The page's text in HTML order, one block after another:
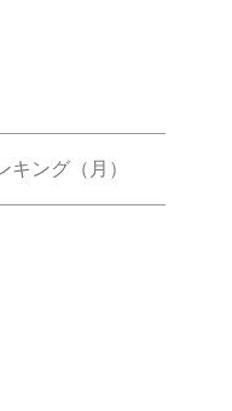
キング（月）